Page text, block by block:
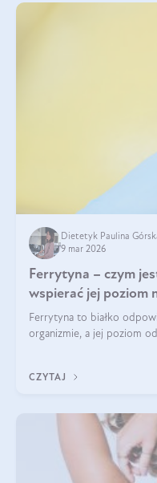
Dietetyk Paulina
9 mar 2026
Ferrytyna – czym
wspierać jej poziom
Ferrytyna to białko
organizmie, a jej poziom
funkcjonowanie (
CZYTAJ